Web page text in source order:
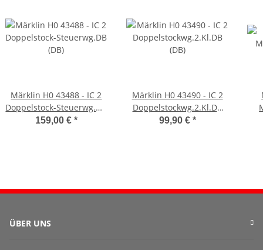
Märklin H0 43488 - IC 2
Doppelstock-Steuerwg.DB
(DB)
159,00 € *
Märklin H0 43490 - IC 2
Doppelstockwg.2.Kl.DB
(DB)
99,90 € *
ÜBER UNS